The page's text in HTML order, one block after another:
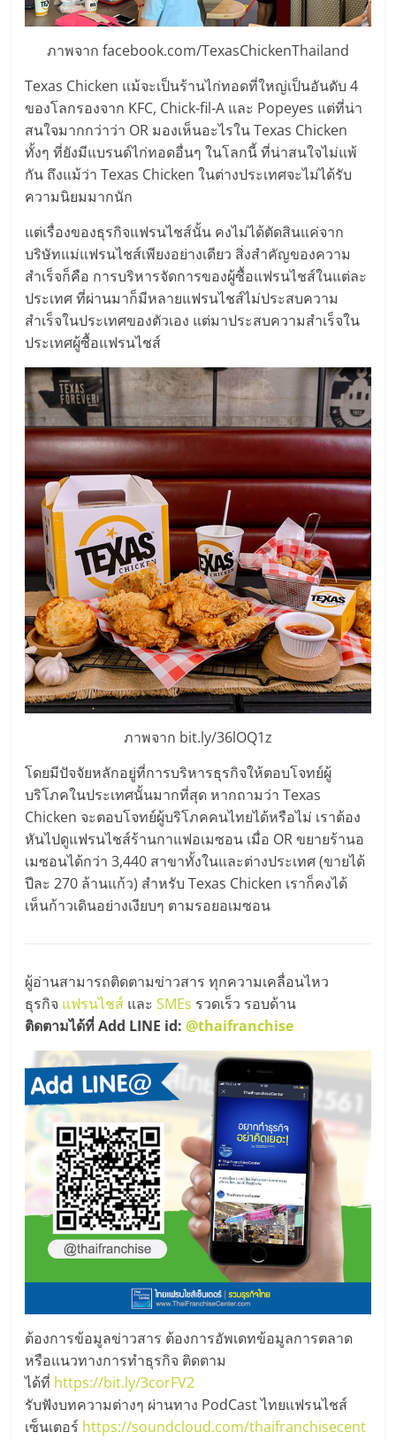
คืน
ทุน
ปรึกษา
การ
ลงทุน
และ
ขยาย
สา
รน
ไชส์,
ศูนย์
รวม
แฟ
รน
ไชส์
พร้อม
ทำเล
สำหรับ
เปิด
ร้าน
ปรึกษา
ฟรี,
บริการ
พัฒนา
ระบบ
แฟ
รน
ไชส์"
ภาพจาก facebook.com/TexasChickenThailand
Texas Chicken แม้จะเป็นร้านไก่ทอดที่ใหญ่เป็นอันดับ 4
ของโลกรองจาก KFC, Chick-fil-A และ Popeyes แต่ที่น่า
สนใจมากกว่าว่า OR มองเห็นอะไรใน Texas Chicken
ทั้งๆ ที่ยังมีแบรนด์ไก่ทอดอื่นๆ ในโลกนี้ ที่น่าสนใจไม่แพ้
กัน ถึงแม้ว่า Texas Chicken ในต่างประเทศจะไม่ได้รับ
ความนิยมมากนัก
แต่เรื่องของธุรกิจแฟรนไชส์นั้น คงไม่ได้ตัดสินแค่จาก
บริษัทแม่แฟรนไชส์เพียงอย่างเดียว สิ่งสำคัญของความ
สำเร็จก็คือ การบริหารจัดการของผู้ซื้อแฟรนไชส์ในแต่ละ
ประเทศ ที่ผ่านมาก็มีหลายแฟรนไชส์ไม่ประสบความ
สำเร็จในประเทศของตัวเอง แต่มาประสบความสำเร็จใน
ประเทศผู้ซื้อแฟรนไชส์
ภาพจาก bit.ly/36lOQ1z
โดยมีปัจจัยหลักอยู่ที่การบริหารธุรกิจให้ตอบโจทย์ผู้
บริโภคในประเทศนั้นมากที่สุด หากถามว่า Texas
Chicken จะตอบโจทย์ผู้บริโภคคนไทยได้หรือไม่ เราต้อง
หันไปดูแฟรนไชส์ร้านกาแฟอเมซอน เมื่อ OR ขยายร้านอ
เมซอนได้กว่า 3,440 สาขาทั้งในและต่างประเทศ (ขายได้
ปีละ 270 ล้านแก้ว) สำหรับ Texas Chicken เราก็คงได้
เห็นก้าวเดินอย่างเงียบๆ ตามรอยอเมซอน
ผู้อ่านสามารถติดตามข่าวสาร ทุกความเคลื่อนไหว
ธุรกิจ แฟรนไชส์ และSMEs รวดเร็ว รอบด้าน
ติดตามได้ที่ Add LINE id:@thaifranchise
ต้องการข้อมูลข่าวสาร ต้องการอัพเดทข้อมูลการตลาด
หรือแนวทางการทำธุรกิจ ติดตาม
ได้ที่ https://bit.ly/3corFV2
รับฟังบทความต่างๆ ผ่านทาง PodCast ไทยแฟรนไชส์
เซ็นเตอร์ https://soundcloud.com/thaifranchisecent